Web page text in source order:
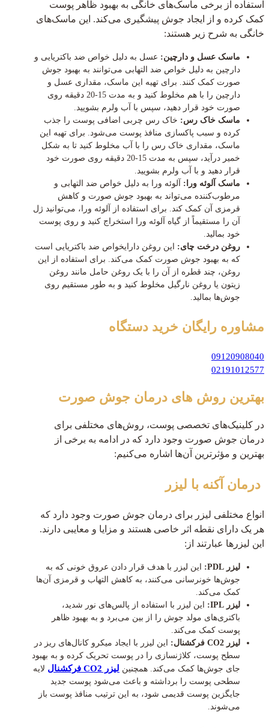
استفاده از برخی ماسک‌های خانگی به بهبود ظاهر پوست
کمک کرده و از ایجاد جوش پیشگیری می‌کند. این ماسک‌های
خانگی به شرح زیر هستند:
ماسک عسل و دارچین: عسل به دلیل خواص ضد باکتریایی و
دارچین به دلیل خواص ضد التهابی می‌توانند به بهبود جوش
صورت کمک کنند. برای تهیه این ماسک، مقداری عسل و
دارچین را با هم مخلوط کنید و به مدت 15-20 دقیقه روی
صورت خود قرار دهید، سپس با آب ولرم بشویید.
ماسک خاک رس: خاک رس چربی اضافی پوست را جذب
کرده و سبب پاکسازی منافذ پوست می‌شود. برای تهیه این
ماسک، مقداری خاک رس را با آب مخلوط کنید تا به شکل
خمیر درآید، سپس به مدت 15-20 دقیقه روی صورت خود
قرار دهید و با آب ولرم بشویید.
ماسک آلوئه ورا: آلوئه ورا به دلیل خواص ضد التهابی و
مرطوب‌کننده می‌تواند به بهبود جوش صورت و کاهش
قرمزی آن کمک کند. برای استفاده از آلوئه ورا، می‌توانید ژل
آن را مستقیماً از گیاه آلوئه ورا استخراج کنید و روی پوست
خود بمالید.
روغن درخت چای: این روغن دارایخواص ضد باکتریایی است
که به بهبود جوش صورت کمک می‌کند. برای استفاده از این
روغن، چند قطره از آن را با یک روغن حامل مانند روغن
زیتون یا روغن نارگیل مخلوط کنید و به طور مستقیم روی
جوش‌ها بمالید.
مشاوره رایگان خرید دستگاه
09120908040
02191012577
بهترین روش های درمان جوش صورت
در کلینیک‌های تخصصی پوست، روش‌های مختلفی برای
درمان جوش صورت وجود دارد که در ادامه به برخی از
بهترین و مؤثرترین آن‌ها اشاره می‌کنیم:
درمان آکنه با لیزر
انواع مختلفی لیزر برای درمان جوش صورت وجود دارد که
هر یک دارای نقطه اثر خاصی هستند و مزایا و معایبی دارند.
این لیزرها عبارتند از:
لیزر PDL:
این لیزر با هدف قرار دادن عروق خونی که به
جوش‌ها خونرسانی می‌کنند، به کاهش التهاب و قرمزی آن‌ها
کمک می‌کند.
لیزر IPL:
این لیزر با استفاده از پالس‌های نور شدید،
باکتری‌های مولد جوش را از بین می‌برد و به بهبود ظاهر
پوست کمک می‌کند.
لیزر CO2 فرکشنال:
این لیزر با ایجاد میکرو کانال‌های ریز در
سطح پوست، کلاژنسازی را در پوست تحریک کرده و به بهبود
جای جوش‌ها کمک می‌کند. همچنین لیزر CO2 فرکشنال
لایه
سطحی پوست را برداشته و باعث می‌شود پوست جدید
جایگزین پوست قدیمی شود، به این ترتیب منافذ پوست باز
می‌شوند.